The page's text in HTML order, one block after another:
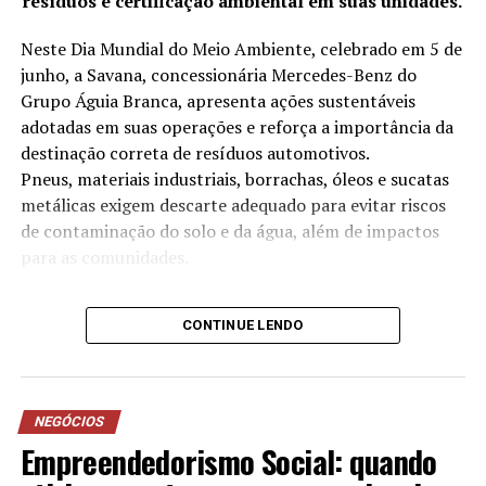
oportunidade para que mais pessoas conquistem sua
lindependência financeira.” Relata Carlos.
TÓPICOS RELACIONADOS
A SEGUIR
Em parceria inédita, Funil de Vendas™️ treina Mulheres
Empreendedoras na Ernst & Young
Neste Dia Mundial do Meio Ambiente, celebrado em 5 de
junho, a Savana, concessionária Mercedes-Benz do
Grupo Águia Branca, apresenta ações sustentáveis
adotadas em suas operações e reforça a importância da
destinação correta de resíduos automotivos.
Pneus, materiais industriais, borrachas, óleos e sucatas
metálicas exigem descarte adequado para evitar riscos
de contaminação do solo e da água, além de impactos
para as comunidades.
A Savana, por meio das suas 14 filiais, desenvolve
anualmente iniciativas voltadas à redução no consumo
energética e projetos sociais. As práticas adotadas
contribuíram, inclusive, para a conquista da certificação
ISO 14001, norma internacional de gestão ambiental
conquistada pela empresa desde 2023.
CONTINUE LENDO
NEGÓCIOS
Empreendedorismo Social: quando